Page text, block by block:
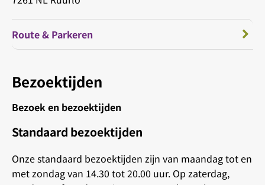
Route & Parkeren
Bezoektijden
Bezoek en bezoektijden
Standaard bezoektijden
Onze standaard bezoektijden zijn van maandag tot en
met zondag van 14.30 tot 20.00 uur. Op zaterdag,